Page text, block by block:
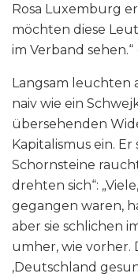
Rosa Luxemburg
möchten diese
im Verband sehen.“
Langsam leuchten
naiv wie ein
übersehenden
Kapitalismus ein.
Schornsteine
drehten sich“:
gegangen waren,
aber sie schlichen
umher, wie vorher.
‚Deutschland